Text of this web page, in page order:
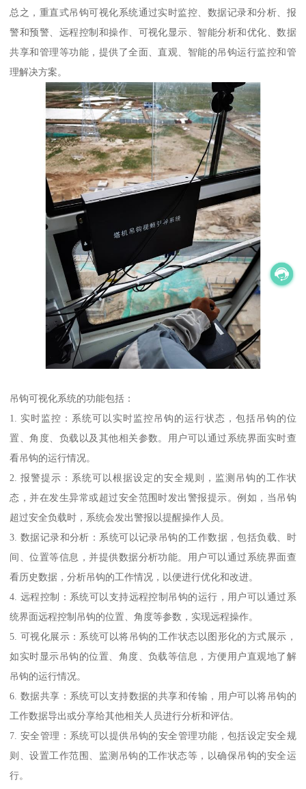
总之，重直式吊钩可视化系统通过实时监控、数据记录和分析、报
警和预警、远程控制和操作、可视化显示、智能分析和优化、数据
共享和管理等功能，提供了全面、直观、智能的吊钩运行监控和管
理解决方案。
吊钩可视化系统的功能包括：
1. 实时监控：系统可以实时监控吊钩的运行状态，包括吊钩的位
置、角度、负载以及其他相关参数。用户可以通过系统界面实时查
看吊钩的运行情况。
2. 报警提示：系统可以根据设定的安全规则，监测吊钩的工作状
态，并在发生异常或超过安全范围时发出警报提示。例如，当吊钩
超过安全负载时，系统会发出警报以提醒操作人员。
3. 数据记录和分析：系统可以记录吊钩的工作数据，包括负载、时
间、位置等信息，并提供数据分析功能。用户可以通过系统界面查
看历史数据，分析吊钩的工作情况，以便进行优化和改进。
4. 远程控制：系统可以支持远程控制吊钩的运行，用户可以通过系
统界面远程控制吊钩的位置、角度等参数，实现远程操作。
5. 可视化展示：系统可以将吊钩的工作状态以图形化的方式展示，
如实时显示吊钩的位置、角度、负载等信息，方便用户直观地了解
吊钩的运行情况。
6. 数据共享：系统可以支持数据的共享和传输，用户可以将吊钩的
工作数据导出或分享给其他相关人员进行分析和评估。
7. 安全管理：系统可以提供吊钩的安全管理功能，包括设定安全规
则、设置工作范围、监测吊钩的工作状态等，以确保吊钩的安全运
行。